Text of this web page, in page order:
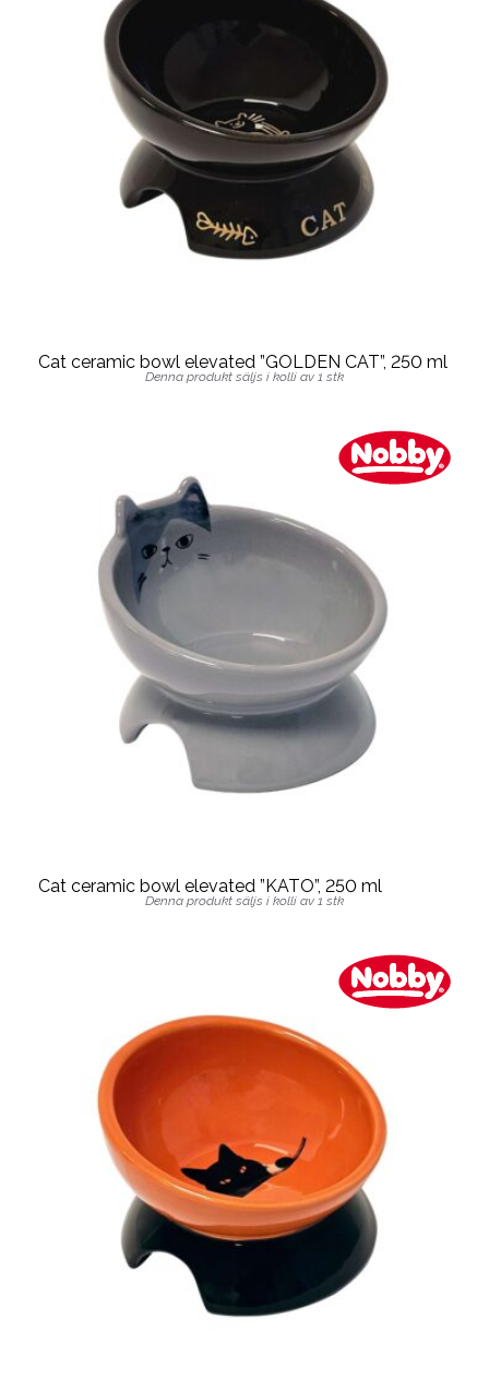
Cat ceramic bowl elevated ”GOLDEN CAT”, 250 ml
Denna produkt säljs i kolli av 1 stk
Cat ceramic bowl elevated ”KATO”, 250 ml
Denna produkt säljs i kolli av 1 stk